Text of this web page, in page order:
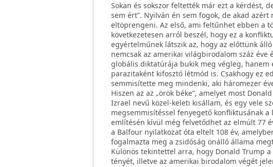
Sokan és sokszor feltették már ezt a kérdést,
sem ért”. Nyilván én sem fogok, de akad
eltöprengeni. Az első, ami feltűnhet ebben a
következetesen arról beszél, hogy ez a
egyértelműnek látszik az, hogy az előttünk
nemcsak az amerikai világbirodalom száz
globális diktatúrája bukik meg végleg, hanem
parazitaként kifosztó létmód is. Csakhogy ez
semmisítette meg mindenki, aki háromezer
Hiszen az az „örök béke”, amelyet most
Izrael nevű közel-keleti kisállam, és egy vele
megsemmisítéssel fenyegető konfliktusának
említésén kívül még felvetődhet az elmúlt 77
a Balfour nyilatkozat óta eltelt 108 év,
fogalmazta meg a zsidóság önálló állama
Különös tekintettel arra, hogy Donald Trump
tényét, illetve az amerikai birodalom végét